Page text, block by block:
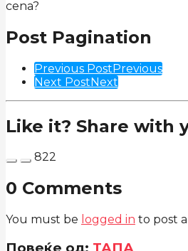
cena?
Post Pagination
Previous PostPrevious
Next PostNext
Like it? Share with
822
0 Comments
You must be logged in to post